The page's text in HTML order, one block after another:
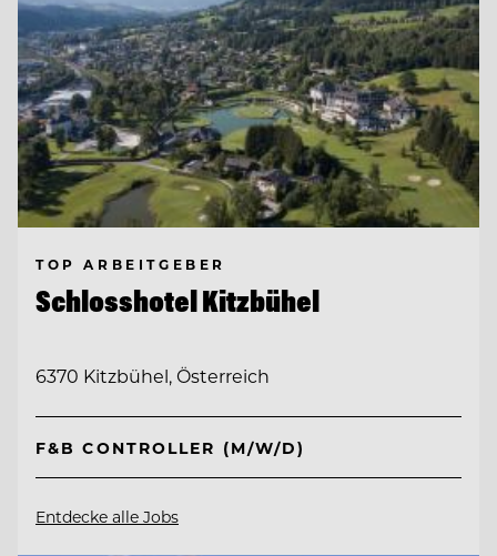
TOP ARBEITGEBER
Schlosshotel Kitzbühel
6370 Kitzbühel, Österreich
F&B CONTROLLER (M/W/D)
Entdecke alle Jobs